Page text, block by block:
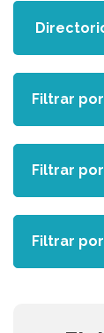
Filtrar
Filtrar
Filtrar